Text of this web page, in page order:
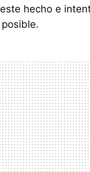
hecho e